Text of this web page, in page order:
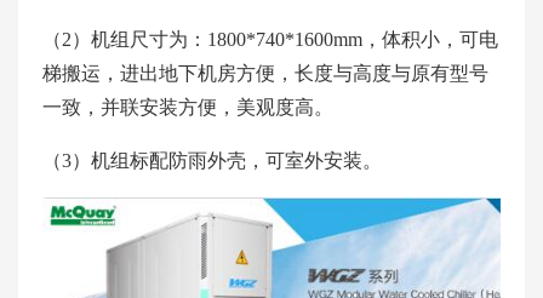
（2）机组尺寸为：1800*740*1600mm，体积小，可电
梯搬运，进出地下机房方便，长度与高度与原有型号
一致，并联安装方便，美观度高。
（3）机组标配防雨外壳，可室外安装。